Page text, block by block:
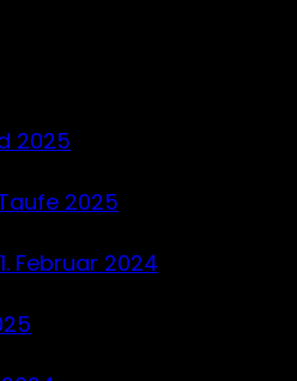
2025
2025
Februar 2024